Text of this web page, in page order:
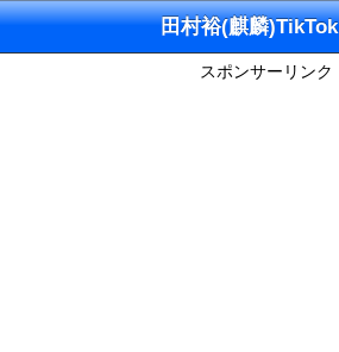
田村裕(麒麟)TikTok
スポンサーリンク